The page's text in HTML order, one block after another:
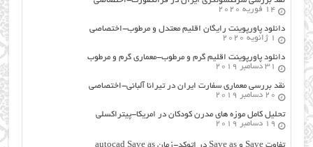
14 فوریه 2020
دانلود پاورپوینت رایگان اقلیم معتدل و مرطوب-اختصاصی
1 ژانویه 2020
دانلود پاورپوینت اقلیم گرم و مرطوب-معماری گرم و مرطوب
31 دسامبر 2019
نقد بررسی معماری سفارت ایران در تیرانا آلبانی-اختصاصی
20 دسامبر 2019
تحلیل کامل موزه های مدرن کودکان در امریکا-پیتراکسلی
19 دسامبر 2019
تفاوت Save و Save as در اتوکد-زمان autocad Save as